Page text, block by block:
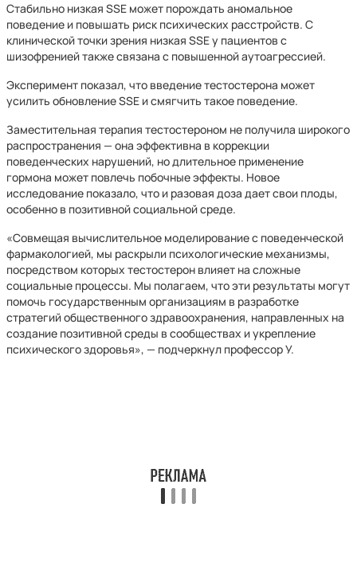
Стабильно низкая SSE может порождать аномальное
поведение и повышать риск психических расстройств. С
клинической точки зрения низкая SSE у пациентов с
шизофренией также связана с повышенной аутоагрессией.
Эксперимент показал, что введение тестостерона может
усилить обновление SSE и смягчить такое поведение.
Заместительная терапия тестостероном не получила широкого
распространения — она эффективна в коррекции
поведенческих нарушений, но длительное применение
гормона может повлечь побочные эффекты. Новое
исследование показало, что и разовая доза дает свои плоды,
особенно в позитивной социальной среде.
«Совмещая вычислительное моделирование с поведенческой
фармакологией, мы раскрыли психологические механизмы,
посредством которых тестостерон влияет на сложные
социальные процессы. Мы полагаем, что эти результаты могут
помочь государственным организациям в разработке
стратегий общественного здравоохранения, направленных на
создание позитивной среды в сообществах и укрепление
психического здоровья», — подчеркнул профессор У.